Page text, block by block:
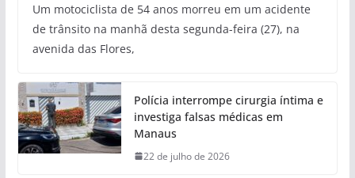
Um motociclista de 54 anos morreu em um acidente
de trânsito na manhã desta segunda-feira (27), na
avenida das Flores,
Polícia interrompe cirurgia íntima e
investiga falsas médicas em
Manaus
22 de julho de 2026